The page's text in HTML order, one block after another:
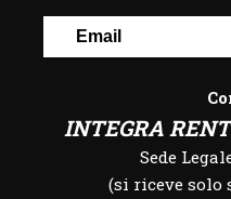
INTEGRA
Sede
(si riceve solo